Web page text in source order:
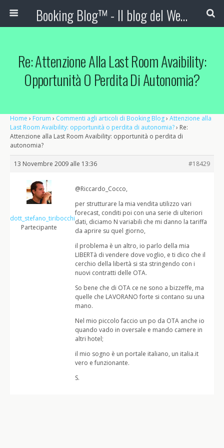
Booking Blog™ - Il blog del Web Marketing Turistico
Re: Attenzione Alla Last Room Avaibility:
Opportunità O Perdita Di Autonomia?
Home › Forum › Commenti agli articoli di Booking Blog› Attenzione alla
Last Room Avaibility: opportunità o perdita di autonomia?› Re:
Attenzione alla Last Room Avaibility: opportunità o perdita di
autonomia?
13 Novembre 2009 alle 13:36 #18429
dott_stefano_tiribocchi
Partecipante
@Riccardo_Cocco,
per strutturare la mia vendita utilizzo vari
forecast, conditi poi con una serie di ulteriori
dati, diciamo N variabili che mi danno la tariffa
da aprire su quel giorno,
il problema è un altro, io parlo della mia
LIBERTà di vendere dove voglio, e ti dico che il
cerchio della libertà si sta stringendo con i
nuovi contratti delle OTA.
So bene che di OTA ce ne sono a bizzeffe, ma
quelle che LAVORANO forte si contano su una
mano.
Nel mio piccolo faccio un po da OTA anche io
quando vado in oversale e mando camere in
altri hotel;
il mio sogno è un portale italiano, un italia.it
vero e funzionante.
S.